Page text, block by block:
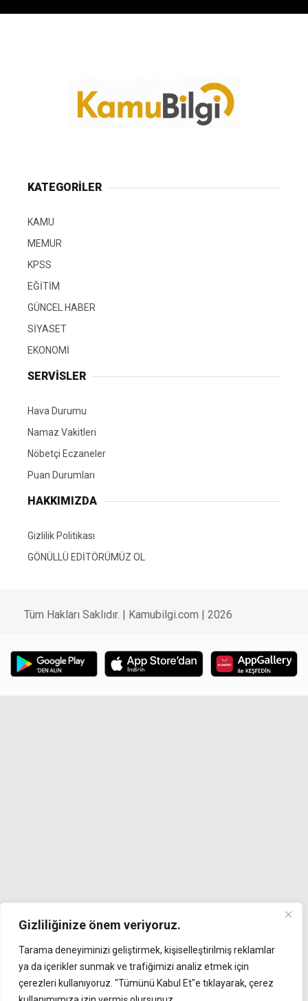
Gizliliğinize önem veriyoruz.
Tarama deneyiminizi geliştirmek, kişiselleştirilmiş reklamlar
ya da içerikler sunmak ve trafiğimizi analiz etmek için
çerezleri kullanıyoruz. "Tümünü Kabul Et"e tıklayarak, çerez
KATEGORİLER
KAMU
MEMUR
KPSS
EĞİTİM
GÜNCEL HABER
SİYASET
EKONOMİ
SERVİSLER
Hava Durumu
Namaz Vakitleri
Nöbetçi Eczaneler
Puan Durumları
HAKKIMIZDA
Gizlilik Politikası
GÖNÜLLÜ EDİTÖRÜMÜZ OL
Tüm Hakları Saklıdır. | Kamubilgi.com | 2026